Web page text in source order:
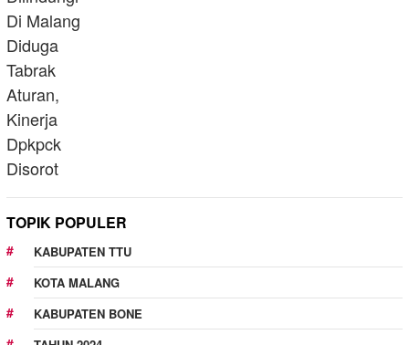
TOPIK POPULER
KABUPATEN TTU
KOTA MALANG
KABUPATEN BONE